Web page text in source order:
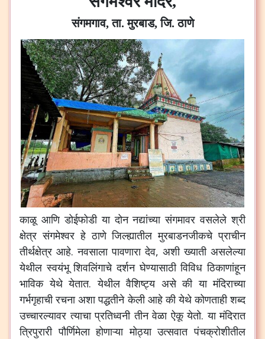
संगमगाव, ता. मुरबाड, जि. ठाणे
काळू आणि डोईफोडी या दोन नद्यांच्या संगमावर वसलेले श्री
क्षेत्र संगमेश्वर हे ठाणे जिल्ह्यातील मुरबाडनजीकचे प्राचीन
तीर्थक्षेत्र आहे.नवसाला पावणारा देव, अशी ख्याती असलेल्या
येथील स्वयंभू शिवलिंगाचे दर्शन घेण्यासाठी विविध ठिकाणांहून
भाविक येथे येतात.येथील वैशिष्ट्य असे की या मंदिराच्या
गर्भगृहाची रचना अशा पद्धतीने केली आहे की येथे कोणताही शब्द
उच्चारल्यावर त्याचा प्रतिध्वनी तीन वेळा ऐकू येतो.या मंदिरात
त्रिपुरारी पौर्णिमेला होणाऱ्या मोठ्या उत्सवात पंचक्रोशीतील